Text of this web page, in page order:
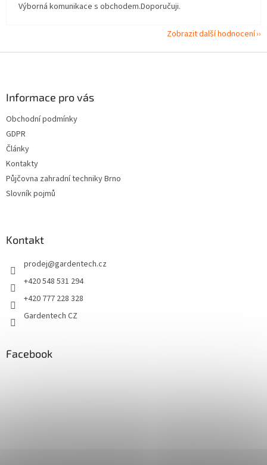
Výborná komunikace s obchodem.Doporučuji.
Zobrazit další hodnocení
Informace pro vás
Obchodní podmínky
GDPR
Články
Kontakty
Půjčovna zahradní techniky Brno
Slovník pojmů
Kontakt
prodej@gardentech.cz
+420 548 531 294
+420 777 228 328
Gardentech CZ
Facebook